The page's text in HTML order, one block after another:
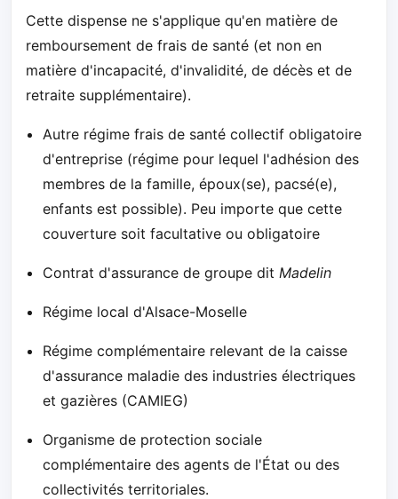
Cette dispense ne s'applique qu'en matière de
remboursement de frais de santé (et non en
matière d'incapacité, d'invalidité, de décès et de
retraite supplémentaire).
Autre régime frais de santé collectif obligatoire
d'entreprise (régime pour lequel l'adhésion des
membres de la famille, époux(se), pacsé(e),
enfants est possible). Peu importe que cette
couverture soit facultative ou obligatoire
Contrat d'assurance de groupe dit Madelin
Régime local d'Alsace-Moselle
Régime complémentaire relevant de la caisse
d'assurance maladie des industries électriques
et gazières (CAMIEG)
Organisme de protection sociale
complémentaire des agents de l'État ou des
collectivités territoriales.